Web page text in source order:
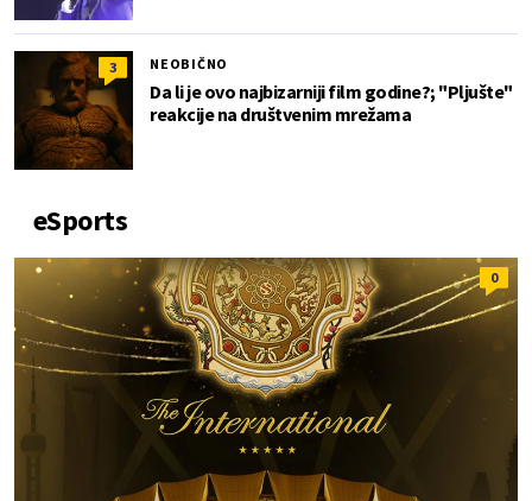
3 NEOBIČNO
Da li je ovo najbizarniji film godine?; "Pljušte"
reakcije na društvenim mrežama
eSports
0